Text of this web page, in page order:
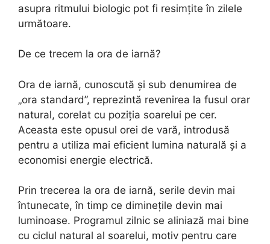
asupra ritmului biologic pot fi resimțite în zilele
următoare.
De ce trecem la ora de iarnă?
Ora de iarnă, cunoscută și sub denumirea de
„ora standard”, reprezintă revenirea la fusul orar
natural, corelat cu poziția soarelui pe cer.
Aceasta este opusul orei de vară, introdusă
pentru a utiliza mai eficient lumina naturală și a
economisi energie electrică.
Prin trecerea la ora de iarnă, serile devin mai
întunecate, în timp ce diminețile devin mai
luminoase. Programul zilnic se aliniază mai bine
cu ciclul natural al soarelui, motiv pentru care